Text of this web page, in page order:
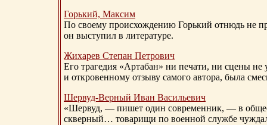
Горький, Максим
По своему происхождению Горький отнюдь не
он выступил в литературе.
Жихарев Степан Петрович
Его трагедия «Артабан» ни печати, ни сцены
и откровенному отзыву самого автора, была
Шервуд-Верный Иван Васильевич
«Шервуд, — пишет один современник, — в
скверный… товарищи по военной службе